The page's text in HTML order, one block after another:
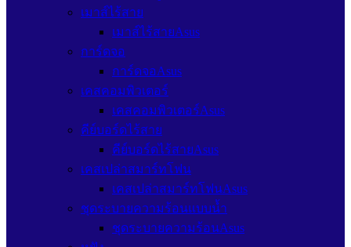
เมาส์ไร้สาย
เมาส์ไร้สายAsus
การ์ดจอ
การ์ดจอAsus
เคสคอมพิวเตอร์
เคสคอมพิวเตอร์Asus
คีย์บอร์ดไร้สาย
คีย์บอร์ดไร้สายAsus
เคสเปล่าสมาร์ทโฟน
เคสเปล่าสมาร์ทโฟนAsus
ชุดระบายความร้อนแบบน้ำ
ชุดระบายความร้อนAsus